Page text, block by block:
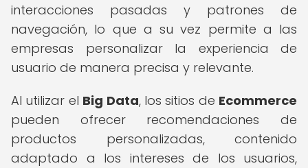
interacciones pasadas y patrones de
navegación, lo que a su vez permite a las
empresas personalizar la experiencia de
usuario de manera precisa y relevante.
Al utilizar el Big Data, los sitios de Ecommerce
pueden ofrecer recomendaciones de
productos personalizadas, contenido
adaptado a los intereses de los usuarios,